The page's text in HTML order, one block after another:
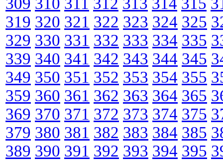
319 320 321 322 323 324 325
329 330 331 332 333 334 335
339 340 341 342 343 344 345
349 350 351 352 353 354 355
359 360 361 362 363 364 365
369 370 371 372 373 374 375
379 380 381 382 383 384 385
389 390 391 392 393 394 395